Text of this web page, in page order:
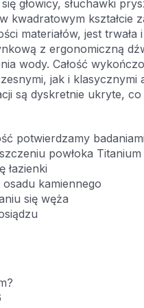
głowicy, słuchawki
kwadratowym
materiałów, jest
z ergonomiczną
wody. Całość
jak i klasycznymi
są dyskretnie ukryte, co
potwierdzamy
powłoka Titanium
łazienki
kamiennego
się węża